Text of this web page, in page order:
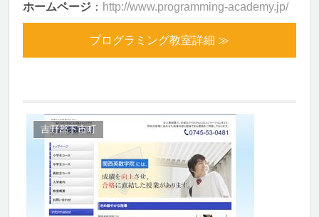
ホームページ ： http://www.programming-academy.jp/
プログラミング教室詳細 ≫
吉野郡下市町